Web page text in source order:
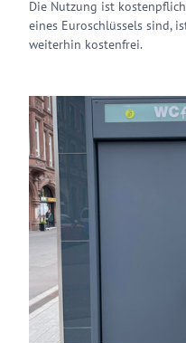
Die Nutzung ist
eines Euroschlüssels sind,
weiterhin kostenfrei.